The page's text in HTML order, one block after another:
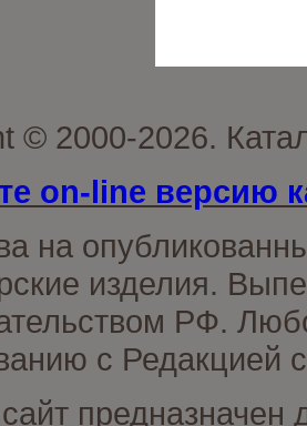
© 2000-2026.
on-line версию
на
изделия.
РФ.
с Редакцией
предназначен